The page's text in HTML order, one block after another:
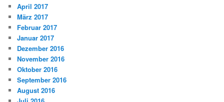
April 2017
März 2017
Februar 2017
Januar 2017
Dezember 2016
November 2016
Oktober 2016
September 2016
August 2016